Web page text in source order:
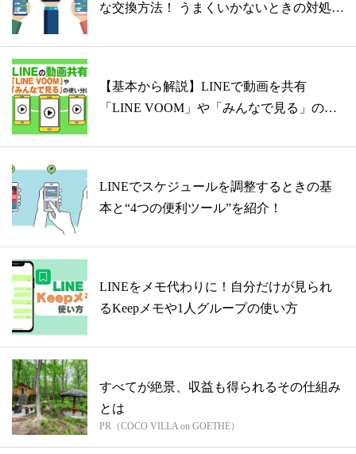
な交換方法！ うまくいかないときの対処
【基本から解説】LINEで動画を共有
「LINE VOOM」や「みんなで見る」の
LINEでスケジュールを調整するときの基
本と“4つの便利ツール”を紹介！
LINEをメモ代わりに！自分だけが見られ
るKeepメモや1人グループの使い方
すべてが絶景、収益も得られるその仕組み
とは
PR（COCO VILLA on GOETHE）